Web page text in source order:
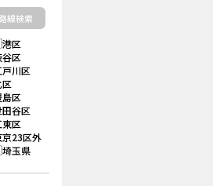
線検索
港区
区
戸川区
島区
田谷区
区
京23区外
埼玉県